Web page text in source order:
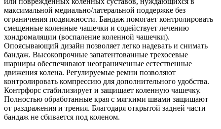
максимальной медиально/латеральной поддержке без
ограничения подвижности. Бандаж помогает контролировать
смещенные коленные чашечки и содействует лечению
хондромаляции (воспаление коленной чашечки).
Опоясывающий дизайн позволяет легко надевать и снимать
бандаж. Высокопрочные запатентованные трехосевые
шарниры обеспечивают неограниченные естественные
движения колена. Регулируемые ремни позволяют
контролировать компрессию для дополнительного удобства.
Контрфорс стабилизирует и защищает коленную чашечку.
Полностью обработанные края с мягкими швами защищают
от раздражения и трения. Благодаря открытой задней части
бандаж не сбивается под коленом.